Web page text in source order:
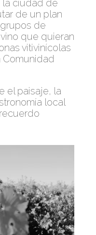
la ciudad de
de un plan
de
que quieran
vitivinícolas
Comunidad
el paisaje, la
local